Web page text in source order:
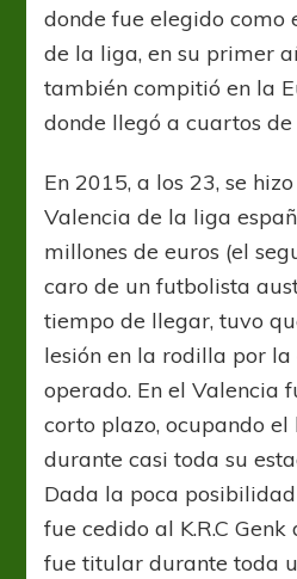
donde fue elegido como
de la liga, en su primer
también compitió en la
donde llegó a cuartos
En 2015, a los 23, se
Valencia de la liga
millones de euros (el
caro de un futbolista
tiempo de llegar, tuvo
lesión en la rodilla por
operado. En el Valencia
corto plazo, ocupando el
durante casi toda su
Dada la poca
fue cedido al K.R.C
fue titular durante toda